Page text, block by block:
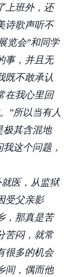
上班外，还
诗歌声听不
览会”和同学
事，并且无
既不敢承认
在我心里回
”所以当有人
极其含混地
这个问题，
医，从监狱
受父亲影
，那真是苦
苦闷，就常
很多的机会
间，偶而他